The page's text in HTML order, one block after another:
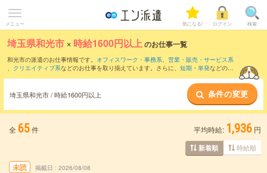
メニュー 気になる! ログイン 検索
埼玉県和光市 × 時給1600円以上のお仕事一覧
和光市の派遣のお仕事情報です。 オフィスワーク・事務系、 営業・販売・サービス系
、 クリエイティブ系などのお仕事を取り揃えています。さらに、 短期 ・ 単発などの期
埼玉県和光市 / 時給1600円以上 条件の変更
全 65件 平均時給: 1,936 円
新着順 時給順
未読 掲載日 2026/08/08